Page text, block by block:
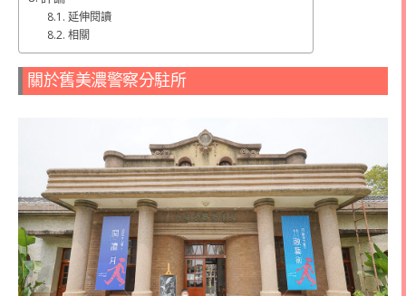
延伸閱讀
相關
關於舊美濃警察分駐所